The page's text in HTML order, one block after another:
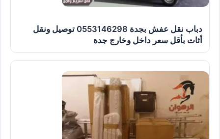
دباب نقل عفش بجدة 0553146298 توصيل ونقل
أثاث بأقل سعر داخل وخارج جدة